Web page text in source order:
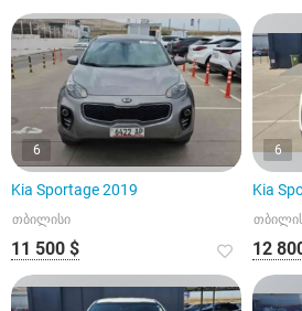
6
Kia Sportage 2019
თბილისი
11 500 $
6
Kia
12